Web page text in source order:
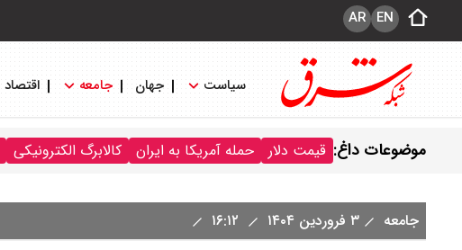
EN
AR
سیاست جهان جامعه اقتصاد
موضوعات داغ: قیمت دلار حمله آمریکا به ایران کالابرگ الکترونیکی
جامعه ۳ فروردین ۱۴۰۴